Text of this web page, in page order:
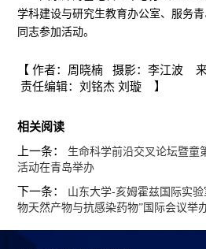
学科建设与研究生教育办公室、服务
同志参加活动。
【 作者：周晓楠 摄影：李江波
责任编辑：刘铭杰 刘璇 】
相关阅读
上一条： 生命科学前沿交叉论坛暨童
活动在青岛举办
下一条： 山东大学-亥姆霍兹国际实
物天然产物与抗感染药物”国际会议举